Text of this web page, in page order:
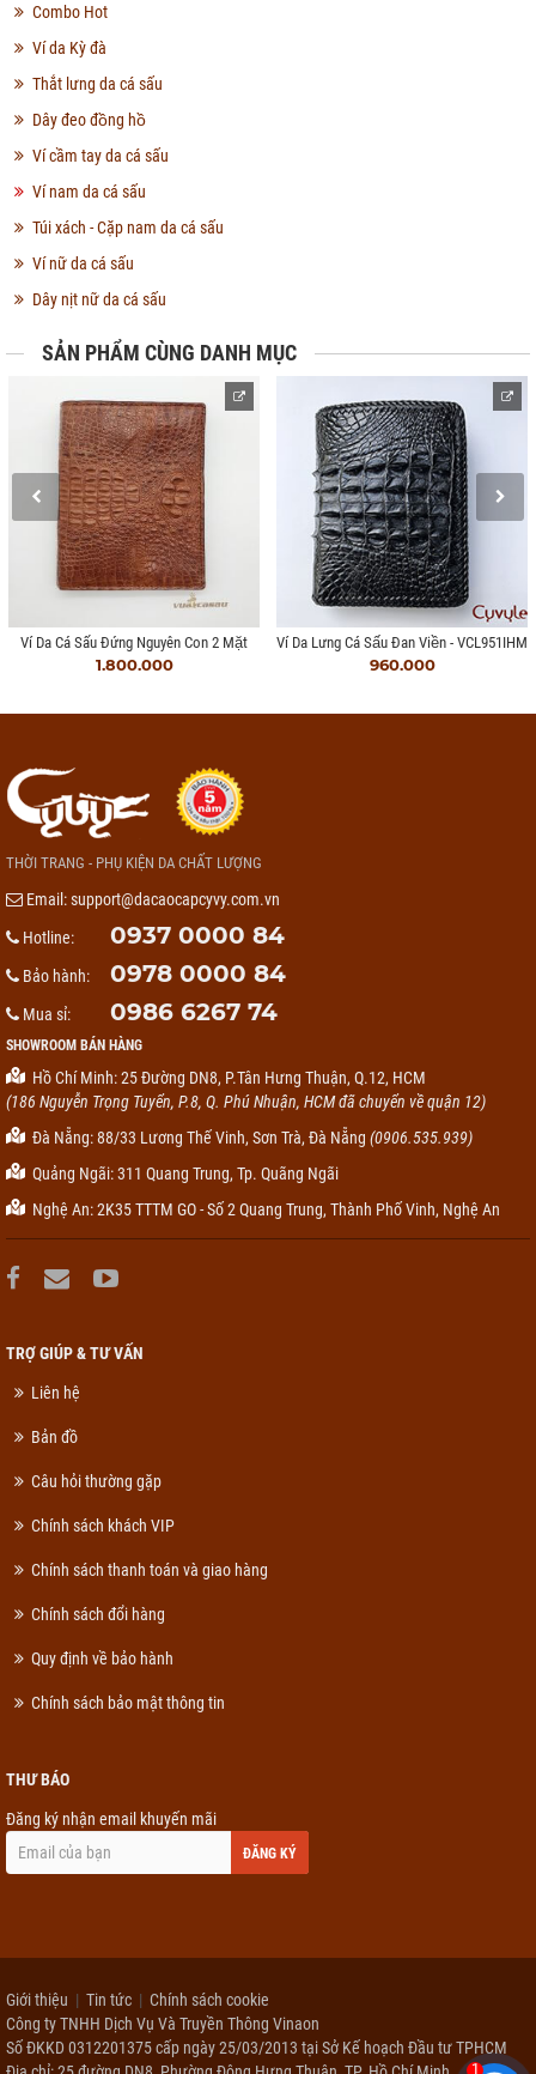
Combo Hot
Ví da Kỳ đà
Thắt lưng da cá sấu
Dây đeo đồng hồ
Ví cầm tay da cá sấu
Ví nam da cá sấu
Túi xách - Cặp nam da cá sấu
Ví nữ da cá sấu
Dây nịt nữ da cá sấu
SẢN PHẨM CÙNG DANH MỤC
Ví Da Cá Sấu Đứng Nguyên Con 2 Mặt
1.800.000
Ví Da Lưng Cá Sấu Đan Viền - VCL951IHM
960.000
THỜI TRANG - PHỤ KIỆN DA CHẤT LƯỢNG
Email:support@dacaocapcyvy.com.vn
Hotline:
0937 0000 84
Bảo hành: 0978 0000 84
Mua sỉ: 0986 6267 74
SHOWROOM BÁN HÀNG
Hồ Chí Minh: 25 Đường DN8, P.Tân Hưng Thuận, Q.12, HCM
(186 Nguyễn Trọng Tuyển, P.8, Q. Phú Nhuận, HCM đã chuyển về quận 12)
Đà Nẵng: 88/33 Lương Thế Vinh, Sơn Trà, Đà Nẵng (0906.535.939)
Quảng Ngãi: 311 Quang Trung, Tp. Quãng Ngãi
Nghệ An: 2K35 TTTM GO - Số 2 Quang Trung, Thành Phố Vinh, Nghệ An
TRỢ GIÚP & TƯ VẤN
Liên hệ
Bản đồ
Câu hỏi thường gặp
Chính sách khách VIP
Chính sách thanh toán và giao hàng
Chính sách đổi hàng
Quy định về bảo hành
Chính sách bảo mật thông tin
THƯ BÁO
Đăng ký nhận email khuyến mãi
ĐĂNG KÝ
Giới thiệu Tin tức
Chính sách cookie
Công ty TNHH Dịch Vụ Và Truyền Thông Vinaon
Số ĐKKD 0312201375 cấp ngày 25/03/2013 tại Sở Kế hoạch Đầu tư TPHCM
1